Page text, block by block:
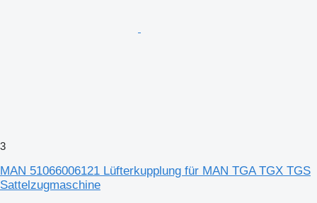
3
MAN 51066006121 Lüfterkupplung für MAN TGA TGX TGS
Sattelzugmaschine